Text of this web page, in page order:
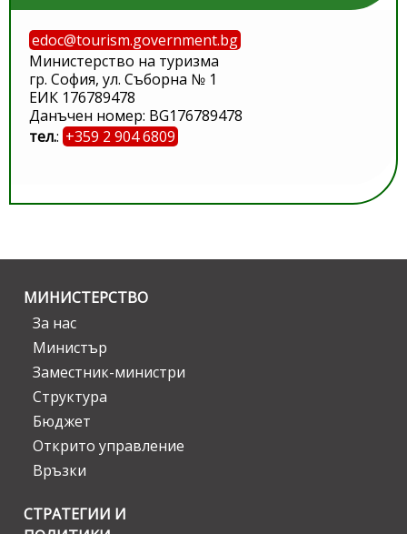
edoc@tourism.government.bg
Министерство на туризма
гр. София, ул. Съборна № 1
ЕИК 176789478
Данъчен номер: BG176789478
тел.: +359 2 904 6809
МИНИСТЕРСТВО
За нас
Министър
Заместник-министри
Структура
Бюджет
Открито управление
Връзки
СТРАТЕГИИ И